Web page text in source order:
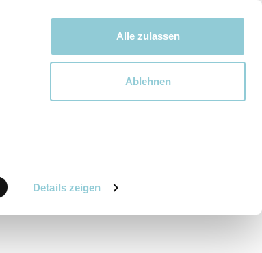
Details zeigen
Alle zulassen
Ablehnen
Bewegen bewegt uns!